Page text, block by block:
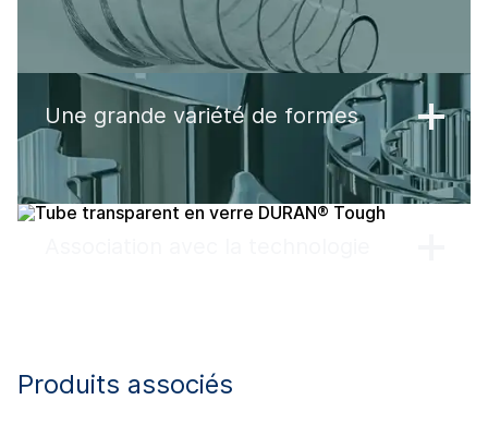
Une grande variété de formes
Produits associés